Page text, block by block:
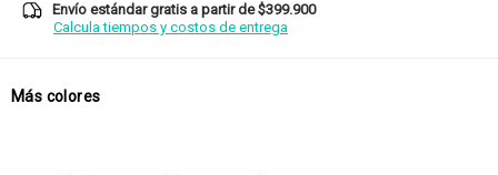
Envío estándar gratis a partir de $399.900
Calcula tiempos y costos de entrega
Más colores